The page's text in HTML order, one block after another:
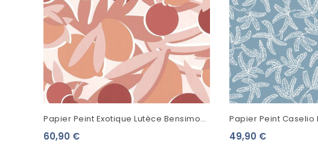
Papier Peint Exotique Lutèce Bensimon
Agrumes Corail 51200605
60,90 €
Papier Peint Caselio
Bleu 100576000
49,90 €